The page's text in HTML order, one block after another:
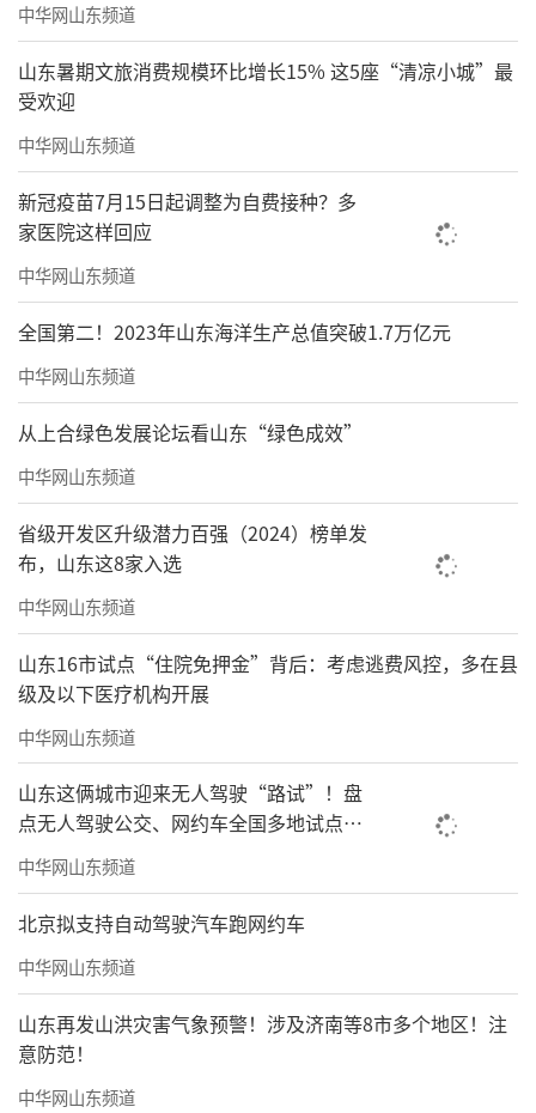
《醉翁亭记》124x248cm舒建新
中华网山东频道
山东暑期文旅消费规模环比增长15% 这5座“清凉小城”最
受欢迎
中华网山东频道
新冠疫苗7月15日起调整为自费接种？多
家医院这样回应
中华网山东频道
全国第二！2023年山东海洋生产总值突破1.7万亿元
中华网山东频道
从上合绿色发展论坛看山东“绿色成效”
中华网山东频道
省级开发区升级潜力百强（2024）榜单发
布，山东这8家入选
中华网山东频道
山东16市试点“住院免押金”背后：考虑逃费风控，多在县
级及以下医疗机构开展
中华网山东频道
山东这俩城市迎来无人驾驶“路试”！盘
点无人驾驶公交、网约车全国多地试点之
路
中华网山东频道
北京拟支持自动驾驶汽车跑网约车
中华网山东频道
山东再发山洪灾害气象预警！涉及济南等8市多个地区！注
意防范！
中华网山东频道